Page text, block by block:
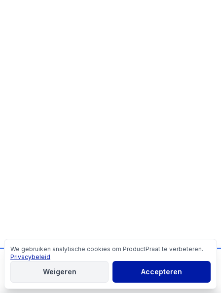
Cookies
We gebruiken analytische cookies om ProductPraat te verbeteren.
Privacybeleid
Weigeren Accepteren
📬Mis geen producttips!
Aanmelden